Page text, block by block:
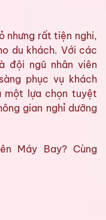
nhưng rất tiện nghi,
du khách. Với các
đội ngũ nhân viên
phục vụ khách
lựa chọn tuyệt
gian nghỉ dưỡng